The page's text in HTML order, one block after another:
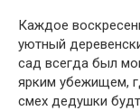
Каждое
уютный
сад всегда был
ярким убежищем,
смех дедушки